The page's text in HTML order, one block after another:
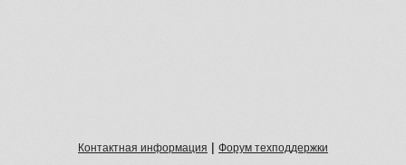
Контактная информация | Форум техподдержки